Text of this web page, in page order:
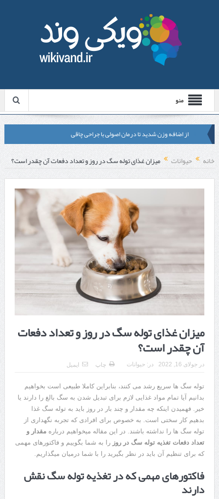
منو
از اضافه وزن شدید تا درمان اصولی با جراحی چاقی
لیزر موهای زائد شاتی یا رولی؟ مقایسه لیزرهای واقعی با شبه‌ لیزر در
مشهد
قبل از تماس با تعمیرکار ماشین ظرفشویی وستینگهاوس این موارد را
بررسی کنید
هزینه ایمپلنت دندان در ترکیه 1405 | قیمت، مزایا، معایب و مقایسه با
محصولات تراست؛ بهترین گزینه برای مراقبت از پوست
کلاس تیزهوشان برای چه دانش‌آموزانی ضروری‌تر است؟
آشنایی با هنر عاج کاری
درمان ترک های پوستی با لیزر در مشهد | لیزر فوتونا برای بهبود قطعی
استریا
هوشمندی در معماری فروشگاه
خانه حیوانات میزان غذای توله سگ در روز و تعداد دفعات آن چقدر است؟
میزان غذای توله سگ در روز و تعداد دفعات
آن چقدر است؟
در جولای 16, 2022 در: حیوانات چاپ ایمیل
توله سگ ها سریع رشد می کنند، بنابراین کاملا طبیعی است بخواهیم
بدانیم آیا تمام مواد غذایی لازم برای تبدیل شدن به سگ بالغ را دارند یا
خیر. فهمیدن اینکه چه مقدار و چند بار در روز باید به توله سگ غذا
بدهیم کار سختی است. به خصوص برای افرادی که تجربه نگهداری از
توله سگ ها را نداشته باشند. در این مقاله میخواهیم درباره مقدار و
تعداد دفعات تغذیه توله سگ در روز را به شما بگوییم و فاکتورهای مهمی
که برای تنظیم آن باید در نظر بگیرید را با شما درمیان میگذاریم.
فاکتورهای مهمی که در تغذیه توله سگ نقش
دارند